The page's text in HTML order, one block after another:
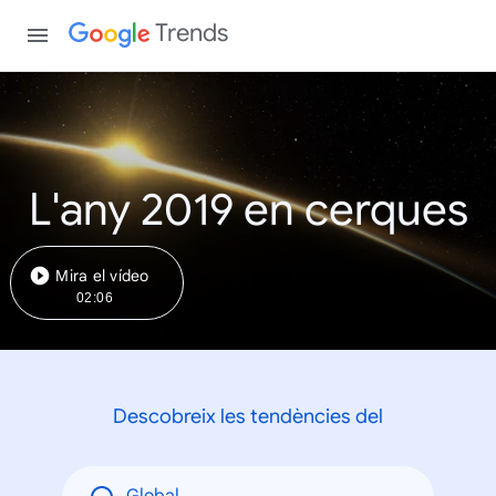
Trends
L'any 2019 en cerques
Mira el vídeo
02:06
Descobreix les tendències del